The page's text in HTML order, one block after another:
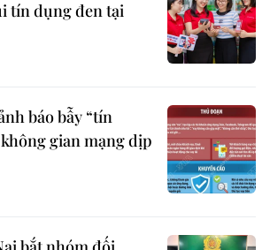
tín dụng đen tại
báo bẫy “tín
gian mạng dịp